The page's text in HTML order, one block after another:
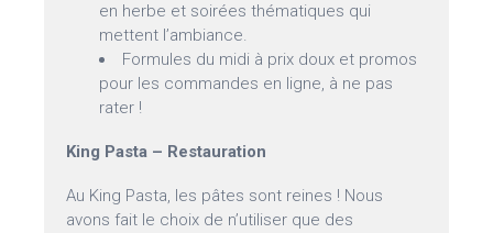
en herbe et soirées thématiques qui
mettent l’ambiance.
Formules du midi à prix doux et promos
pour les commandes en ligne, à ne pas
rater !
King Pasta – Restauration
Au King Pasta, les pâtes sont reines ! Nous
avons fait le choix de n’utiliser que des